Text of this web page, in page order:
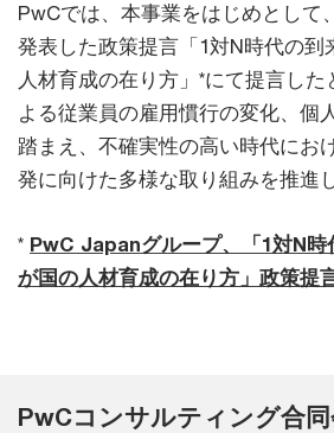
PwCでは、本事業をはじめとして
発表した政策提言「1対N時代の到
人材育成の在り方」*にて提言し
よる従業員の雇用慣行の変化、個
踏まえ、不確実性の高い時代にお
発に向けた多様な取り組みを推進
* PwC Japanグループ、「1対N時
が国の人材育成の在り方」政策提
PwCコンサルティング合